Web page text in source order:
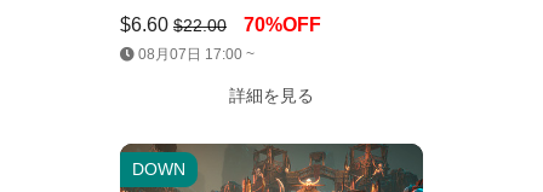
$6.60 $22.00 70%OFF
08月07日 17:00 ~
詳細を見る
DOWN
Jump AssetStore